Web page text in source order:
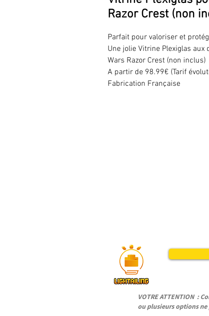
Razor Crest (non
Parfait pour valoriser et
Une jolie Vitrine Plexiglas
Wars Razor Crest (non inclus)
A partir de 98.99€ (Tarif
Fabrication Française
VOTRE ATTENTION :
ou plusieurs options